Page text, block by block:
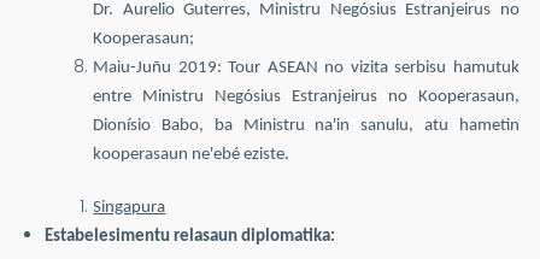
Dr. Aurelio Guterres, Ministru Negósius Estranjeirus no
Kooperasaun;
Maiu-Juñu 2019: Tour ASEAN no vizita serbisu hamutuk
entre Ministru Negósius Estranjeirus no Kooperasaun,
Dionísio Babo, ba Ministru na'in sanulu, atu hametin
kooperasaun ne'ebé eziste.
Singapura
Estabelesimentu relasaun diplomatika: